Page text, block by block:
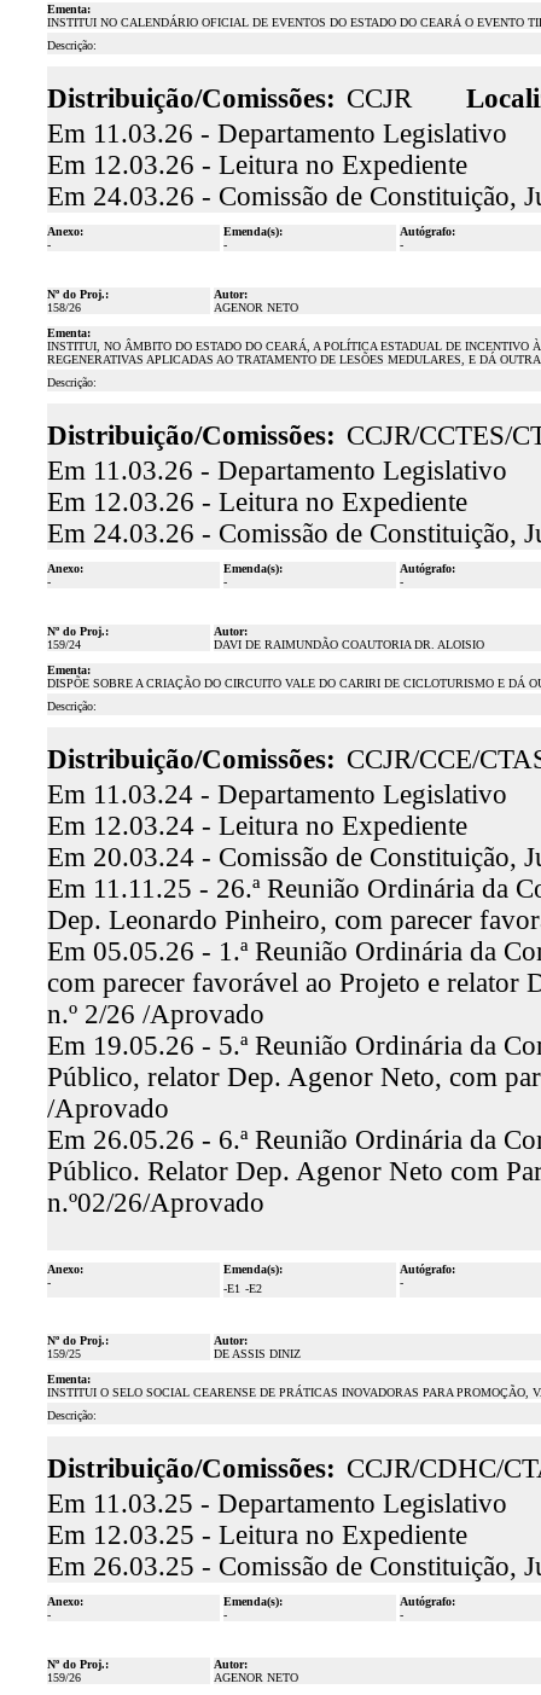
Ementa:
INSTITUI NO CALENDÁRIO OFICIAL DE EVENTOS DO ESTADO DO CEARÁ O EVENTO
Descrição:
Distribuição/Comissões: CCJR
Em 11.03.26 - Departamento Legislativo
Em 12.03.26 - Leitura no Expediente
Em 24.03.26 - Comissão de Constituição,
Anexo:
-
Emenda(s):
-
Autógrafo:
-
Nº do Proj.:
158/26
Autor:
AGENOR NETO
Ementa:
INSTITUI, NO ÂMBITO DO ESTADO DO CEARÁ, A POLÍTICA ESTADUAL DE INCENTIVO
REGENERATIVAS APLICADAS AO TRATAMENTO DE LESÕES MEDULARES, E DÁ
Descrição:
Distribuição/Comissões: CCJR/CCTES/
Em 11.03.26 - Departamento Legislativo
Em 12.03.26 - Leitura no Expediente
Em 24.03.26 - Comissão de Constituição,
Anexo:
-
Emenda(s):
-
Autógrafo:
-
Nº do Proj.:
159/24
Autor:
DAVI DE RAIMUNDÃO COAUTORIA DR. ALOISIO
Ementa:
DISPÕE SOBRE A CRIAÇÃO DO CIRCUITO VALE DO CARIRI DE CICLOTURISMO E DÁ
Descrição:
Distribuição/Comissões: CCJR/CCE/
Em 11.03.24 - Departamento Legislativo
Em 12.03.24 - Leitura no Expediente
Em 20.03.24 - Comissão de Constituição,
Em 11.11.25 - 26.ª Reunião Ordinária da
Dep. Leonardo Pinheiro, com parecer
Em 05.05.26 - 1.ª Reunião Ordinária da
com parecer favorável ao Projeto e relator
n.º 2/26 /Aprovado
Em 19.05.26 - 5.ª Reunião Ordinária da
Público, relator Dep. Agenor Neto, com
/Aprovado
Em 26.05.26 - 6.ª Reunião Ordinária da
Público. Relator Dep. Agenor Neto com
n.º02/26/Aprovado
Anexo:
-
Emenda(s):
-E1 -E2
Autógrafo:
-
Nº do Proj.:
159/25
Autor:
DE ASSIS DINIZ
Ementa:
INSTITUI O SELO SOCIAL CEARENSE DE PRÁTICAS INOVADORAS PARA
Descrição:
Distribuição/Comissões: CCJR/CDHC/
Em 11.03.25 - Departamento Legislativo
Em 12.03.25 - Leitura no Expediente
Em 26.03.25 - Comissão de Constituição,
Anexo:
-
Emenda(s):
-
Autógrafo:
-
Nº do Proj.:
159/26
Autor:
AGENOR NETO